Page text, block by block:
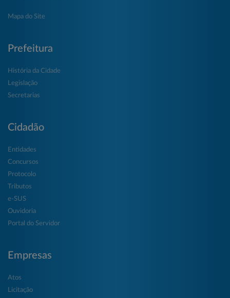
Mapa do Site
Prefeitura
História da Cidade
Legislação
Secretarias
Cidadão
Entidades
Concursos
Protocolo
Tributos
e-SUS
Ouvidoria
Portal do Servidor
Empresas
Atos
Licitação